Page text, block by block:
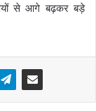
से आगे बढ़कर बड़े